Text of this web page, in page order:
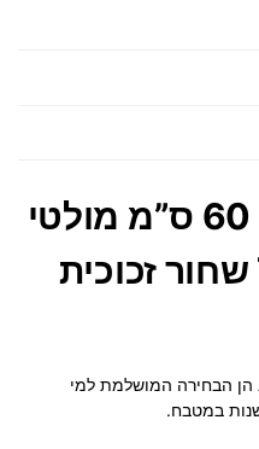
כיריים אינדוקציה 60 ס”מ מולטי
זון TN64IA041B שחור זכוכית
כיריים אינדוקציה AEG TN64IA041B הן הבחירה המושלמת למי
במטבח.